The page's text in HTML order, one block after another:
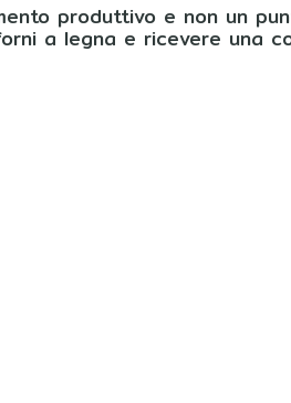
produttivo e non un
a legna e ricevere una